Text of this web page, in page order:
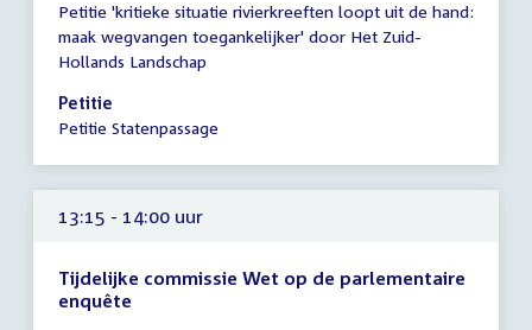
vergadering
13:15
-
13:30
uur
Petitie 'kritieke situatie rivierkreeften loopt uit de hand:
maak wegvangen toegankelijker' door Het Zuid-
Hollands Landschap
Petitie
Petitie Statenpassage
13:15 - 14:00 uur
Tijdelijke commissie Wet op de parlementaire
enquête